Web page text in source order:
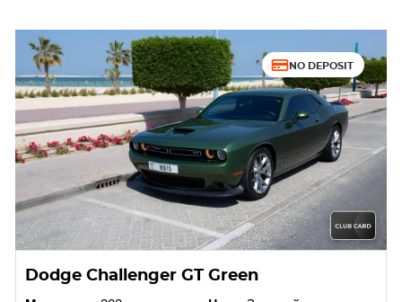
NO DEPOSIT
Dodge Challenger GT Green